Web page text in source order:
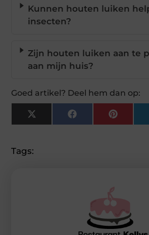
Kunnen houten luiken
insecten?
Zijn houten luiken aan te
aan mijn huis?
Goed artikel? Deel hem dan op:
X
(Twitter)
Facebook
Tags: